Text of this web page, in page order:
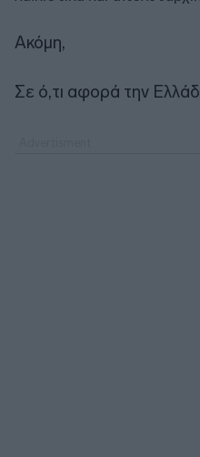
Ακόμη,
Σε ό,τι αφορά την